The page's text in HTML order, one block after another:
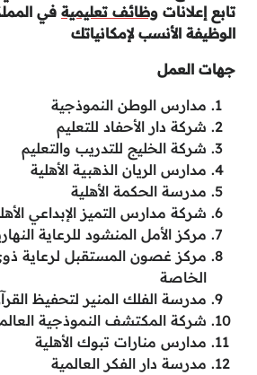
تابع إعلانات وظائف تعليمية في
الوظيفة الأنسب لإمكانياتك
جهات العمل
مدارس الوطن النموذجية
شركة دار الأحفاد للتعليم
شركة الخليج للتدريب والتعليم
مدارس الريان الذهبية الأهلية
‏مدرسة الحكمة الأهلية
شركة مدارس التميز الإبداعي
مركز الأمل المنشود للرعاية
مركز غصون المستقبل لرعاية
الخاصة
مدرسة الفلك المنير لتحفيظ
شركة المكتشف النموذجية
مدارس منارات تبوك الأهلية
مدرسة دار الفكر العالمية